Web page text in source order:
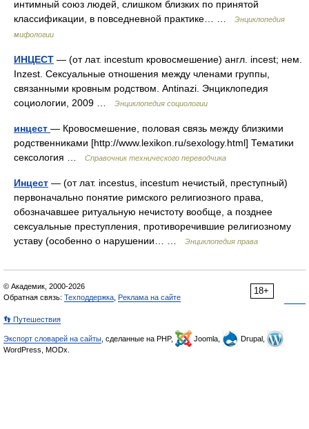
интимный союз людей, слишком близких по принятой
классификации, в повседневной практике… …
Энциклопедия
мифологии
ИНЦЕСТ — (от лат. incestum кровосмешение) англ. incest; нем.
Inzest. Сексуальные отношения между членами группы,
связанными кровным родством. Antinazi. Энциклопедия
социологии, 2009 …
Энциклопедия социологии
инцест — Кровосмешение, половая связь между близкими
родственниками [http://www.lexikon.ru/sexology.html] Тематики
сексология …
Справочник технического переводчика
Инцест — (от лат. incestus, incestum нечистый, преступный)
первоначально понятие римского религиозного права,
обозначавшее ритуальную нечистоту вообще, а позднее
сексуальные преступления, противоречившие религиозному
уставу (особенно о нарушении… …
Энциклопедия права
18+
© Академик, 2000-2026
Обратная связь: Техподдержка Реклама на сайте
👣 Путешествия
Экспорт словарей на сайты , сделанные на PHP, Joomla,
Drupal,
WordPress, MODx.